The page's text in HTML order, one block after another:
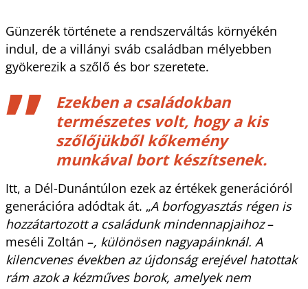
Günzerék története a rendszerváltás környékén
indul, de a villányi sváb családban mélyebben
gyökerezik a szőlő és bor szeretete.
Ezekben a családokban
természetes volt, hogy a kis
szőlőjükből kőkemény
munkával bort készítsenek.
Itt, a Dél-Dunántúlon ezek az értékek generációról
generációra adódtak át. „A borfogyasztás régen is
hozzátartozott a családunk mindennapjaihoz–
meséli Zoltán –, különösen nagyapáinknál. A
kilencvenes években az újdonság erejével hatottak
rám azok a kézműves borok, amelyek nem